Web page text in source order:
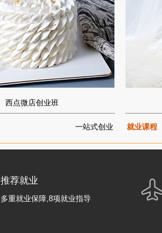
西点微店创业班
一站式创业 就业课程
推荐就业
多重就业保障,8项就业指导